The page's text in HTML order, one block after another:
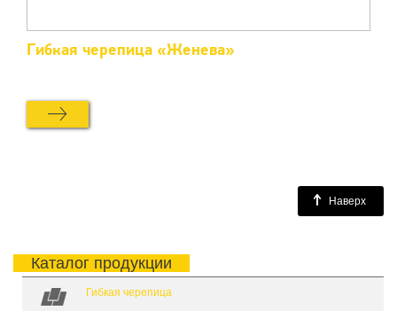
Каталог продукции
Гибкая черепица
Гибкая черепица «Женева»
Наверх